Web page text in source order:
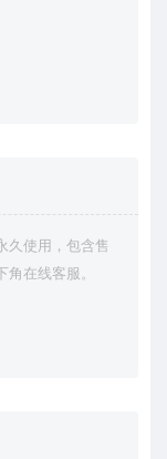
久使用，包含售
在线客服。